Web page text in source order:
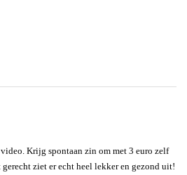
Krijg spontaan zin om met 3 euro zelf
gerecht ziet er echt heel lekker en gezond uit!